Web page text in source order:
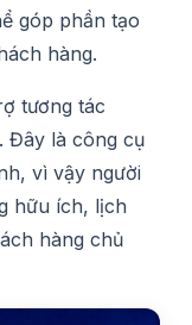
góp phần tạo
hàng.
tương tác
Đây là công cụ
vì vậy người
hữu ích, lịch
hàng chủ